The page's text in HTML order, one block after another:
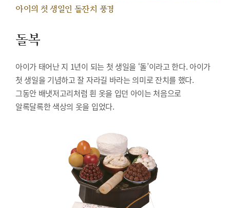
아이의 첫 생일인 돌잔치 풍경
돌복
아이가 태어난 지 1년이 되는 첫 생일을 ‘돌’이라고 한다. 아이가
첫 생일을 기념하고 잘 자라길 바라는 의미로 잔치를 했다.
그동안 배냇저고리처럼 흰 옷을 입던 아이는 처음으로
알록달록한 색상의 옷을 입었다.